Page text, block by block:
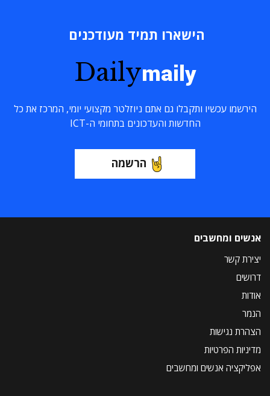
הישארו תמיד מעודכנים
Dailymaily
הירשמו עכשיו ותקבלו גם אתם ניוזלטר מקצועי יומי, המרכז את כל
החדשות והעדכונים בתחומי ה-ICT
הרשמה
אנשים ומחשבים
יצירת קשר
דרושים
אודות
הנמר
הצהרת נגישות
מדיניות הפרטיות
אפליקציה אנשים ומחשבים